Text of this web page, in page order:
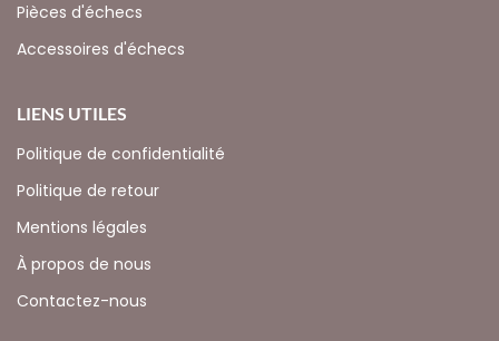
Pièces d'échecs
Accessoires d'échecs
LIENS UTILES
Politique de confidentialité
Politique de retour
Mentions légales
À propos de nous
Contactez-nous